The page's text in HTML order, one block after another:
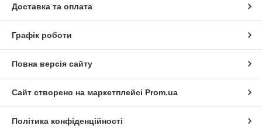
Доставка та оплата
Графік роботи
Повна версія сайту
Сайт створено на маркетплейсі Prom.ua
Політика конфіденційності